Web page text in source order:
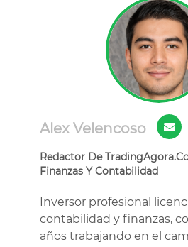
Alex Velencoso
Redactor De
Finanzas Y Contabilidad
Inversor profesional
contabilidad y finanzas,
años trabajando en el